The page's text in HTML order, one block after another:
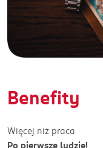
Benefity
Więcej niż praca
Po pierwsze ludzie!